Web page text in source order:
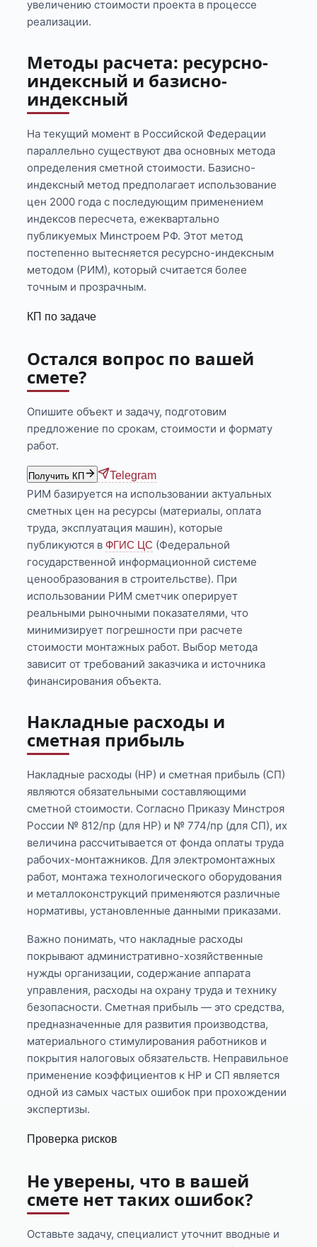
увеличению стоимости проекта в процессе
реализации.
Методы расчета: ресурсно-
индексный и базисно-
индексный
На текущий момент в Российской Федерации
параллельно существуют два основных метода
определения сметной стоимости. Базисно-
индексный метод предполагает использование
цен 2000 года с последующим применением
индексов пересчета, ежеквартально
публикуемых Минстроем РФ. Этот метод
постепенно вытесняется ресурсно-индексным
методом (РИМ), который считается более
точным и прозрачным.
КП по задаче
Остался вопрос по вашей
смете?
Опишите объект и задачу, подготовим
предложение по срокам, стоимости и формату
работ.
Получить КП Telegram
РИМ базируется на использовании актуальных
сметных цен на ресурсы (материалы, оплата
труда, эксплуатация машин), которые
публикуются вФГИС ЦС (Федеральной
государственной информационной системе
ценообразования в строительстве). При
использовании РИМ сметчик оперирует
реальными рыночными показателями, что
минимизирует погрешности при расчете
стоимости монтажных работ. Выбор метода
зависит от требований заказчика и источника
финансирования объекта.
Накладные расходы и
сметная прибыль
Накладные расходы (НР) и сметная прибыль (СП)
являются обязательными составляющими
сметной стоимости. Согласно Приказу Минстроя
России № 812/пр (для НР) и № 774/пр (для СП), их
величина рассчитывается от фонда оплаты труда
рабочих-монтажников. Для электромонтажных
работ, монтажа технологического оборудования
и металлоконструкций применяются различные
нормативы, установленные данными приказами.
Важно понимать, что накладные расходы
покрывают административно-хозяйственные
нужды организации, содержание аппарата
управления, расходы на охрану труда и технику
безопасности. Сметная прибыль — это средства,
предназначенные для развития производства,
материального стимулирования работников и
покрытия налоговых обязательств. Неправильное
применение коэффициентов к НР и СП является
одной из самых частых ошибок при прохождении
экспертизы.
Проверка рисков
Не уверены, что в вашей
смете нет таких ошибок?
Оставьте задачу, специалист уточнит вводные и